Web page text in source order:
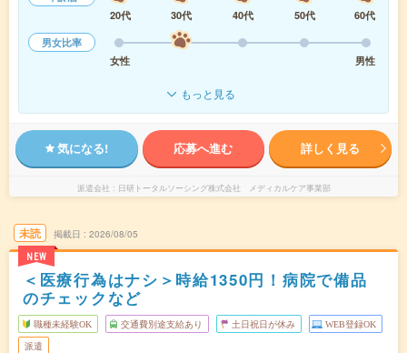
20代
30代 40代 50代
60代
男女比率
女性
男性
もっと見る
気になる! 応募へ進む 詳しく見る
派遣会社 日研トータルソーシング株式会社 メディカルケア事業部
未読
NEW
掲載日 2026/08/05
＜医療行為はナシ＞時給1350円！病院で備品
のチェックなど
職種未経験OK 交通費別途支給あり 土日祝日が休み WEB登録OK
派遣